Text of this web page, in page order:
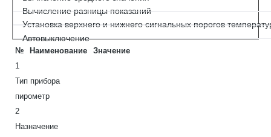
Вычисление разницы показаний
Установка верхнего и нижнего сигнальных порогов
Автовыключение
№ Наименование
Значение
1
Тип прибора
пирометр
2
Назначение